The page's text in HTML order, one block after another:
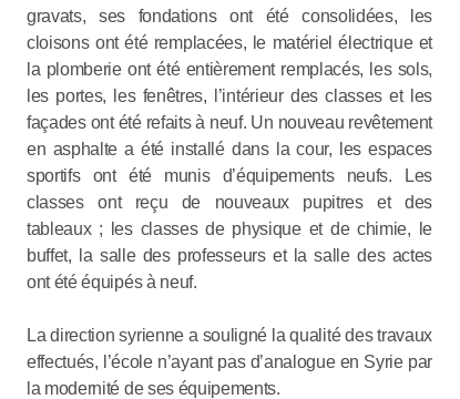
gravats, ses fondations ont été consolidées, les
cloisons ont été remplacées, le matériel électrique et
la plomberie ont été entièrement remplacés, les sols,
les portes, les fenêtres, l’intérieur des classes et les
façades ont été refaits à neuf. Un nouveau revêtement
en asphalte a été installé dans la cour, les espaces
sportifs ont été munis d’équipements neufs. Les
classes ont reçu de nouveaux pupitres et des
tableaux ; les classes de physique et de chimie, le
buffet, la salle des professeurs et la salle des actes
ont été équipés à neuf.
La direction syrienne a souligné la qualité des travaux
effectués, l’école n’ayant pas d’analogue en Syrie par
la modernité de ses équipements.